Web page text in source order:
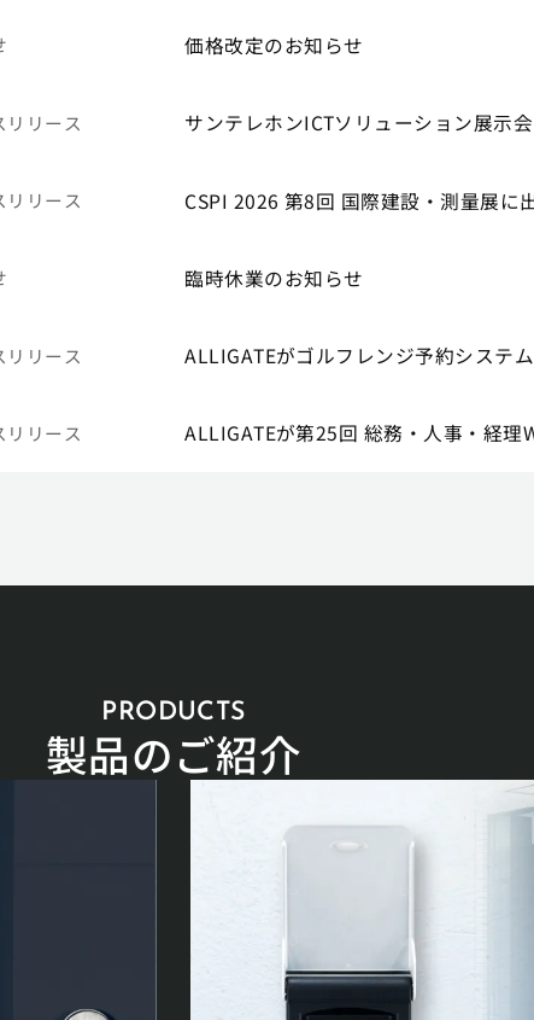
価格改定のお知らせ
リリース サンテレホンICTソリューション展示
リリース CSPI 2026 第8回 国際建設・測量展に
臨時休業のお知らせ
リリース ALLIGATEがゴルフレンジ予約システ
リリース ALLIGATEが第25回 総務・人事・経理
PRODUCTS
製品のご紹介